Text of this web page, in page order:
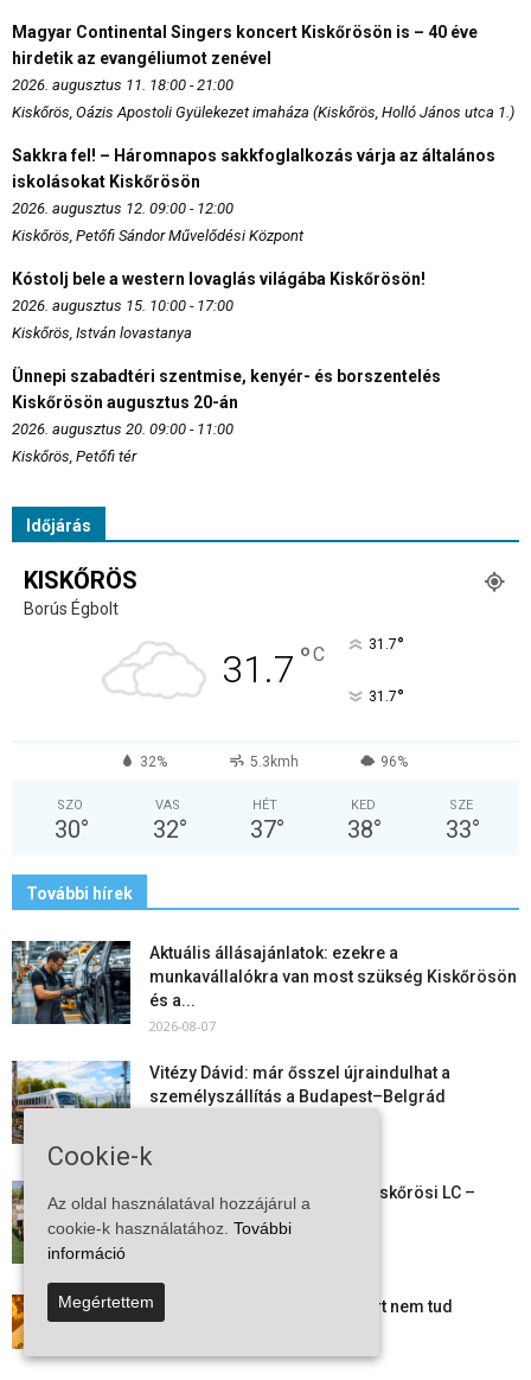
Magyar Continental Singers koncert Kiskőrösön is – 40 éve
hirdetik az evangéliumot zenével
2026. augusztus 11. 18:00 - 21:00
Kiskőrös, Oázis Apostoli Gyülekezet imaháza (Kiskőrös, Holló János utca 1.)
Sakkra fel! – Háromnapos sakkfoglalkozás várja az általános
iskolásokat Kiskőrösön
2026. augusztus 12. 09:00 - 12:00
Kiskőrös, Petőfi Sándor Művelődési Központ
Kóstolj bele a western lovaglás világába Kiskőrösön!
2026. augusztus 15. 10:00 - 17:00
Kiskőrös, István lovastanya
Ünnepi szabadtéri szentmise, kenyér- és borszentelés
Kiskőrösön augusztus 20-án
2026. augusztus 20. 09:00 - 11:00
Kiskőrös, Petőfi tér
Időjárás
KISKŐRÖS
Borús Égbolt
31.7 °C 31.7°
31.7°
32% 5.3kmh 96%
SZO
30°
VAS
32°
HÉT
37°
KED
38°
SZE
33°
További hírek
Aktuális állásajánlatok: ezekre a
munkavállalókra van most szükség Kiskőrösön
és a...
2026-08-07
Vitézy Dávid: már ősszel újraindulhat a
személyszállítás a Budapest–Belgrád
Megkezdte a felkészülést a Kiskőrösi LC –
együtt maradt a keret,...
Mi történik Európa felett? Ezért nem tud
2026-08-05
Cookie-k
Az oldal használatával hozzájárul a
cookie-k használatához. További
információ
Megértettem